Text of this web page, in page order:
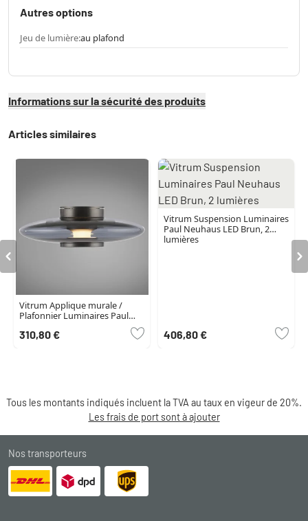
Autres options
Jeu de lumière:au plafond
Informations sur la sécurité des produits
Articles similaires
Vitrum Applique murale /
Plafonnier Luminaires Paul
Neuhaus LED Gris, 1 lumière
310,80 €
Vitrum Suspension Luminaires
Paul Neuhaus LED Brun, 2
lumières
406,80 €
Tous les montants indiqués incluent la TVA au taux en vigeur de 20%.
Les frais de port sont à ajouter
Nos transporteurs